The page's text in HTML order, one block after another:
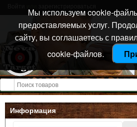
Открыть меню
Информация
Мы используем cookie-
предоставляемых услуг.
сайту, вы соглашаетесь с
cookie-файлов.